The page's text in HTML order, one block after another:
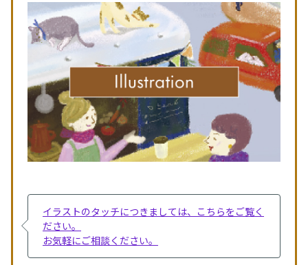
イラストのタッチにつきましては、こちらをご覧く
ださい。
お気軽にご相談ください。